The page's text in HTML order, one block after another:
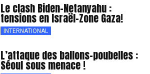
Le clash Biden-Netanyahu :
tensions en Israël-Zone Gaza!
INTERNATIONAL
L’attaque des ballons-poubelles :
Séoul sous menace !